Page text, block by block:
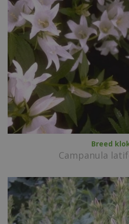
Breed
Campanula